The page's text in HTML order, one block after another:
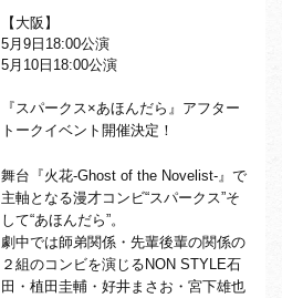
【大阪】
5月9日18:00公演
5月10日18:00公演
『スパークス×あほんだら』アフター
トークイベント開催決定！
舞台『火花-Ghost of the Novelist-』で
主軸となる漫才コンビ“スパークス”そ
して“あほんだら”。
劇中では師弟関係・先輩後輩の関係の
２組のコンビを演じるNON STYLE石
田・植田圭輔・好井まさお・宮下雄也